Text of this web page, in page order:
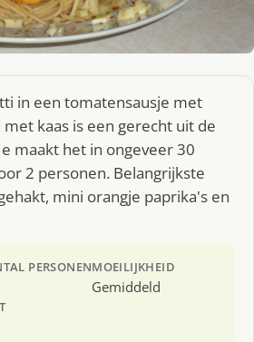
in een tomatensausje met
kaas is een gerecht uit de
maakt het in ongeveer 30
2 personen. Belangrijkste
mini orangje paprika's en
PERSONENMOEILIJKHEID
Gemiddeld